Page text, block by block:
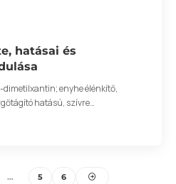
hatásai és
dimetilxantin; enyhe élénkítő,
hatású, szívre…
… 5 6